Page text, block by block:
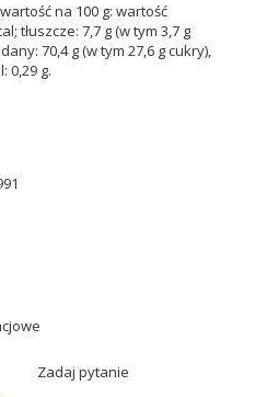
na 100 g: wartość
tłuszcze: 7,7 g (w tym 3,7 g
70,4 g (w tym 27,6 g cukry),
0,29 g.
Zadaj pytanie